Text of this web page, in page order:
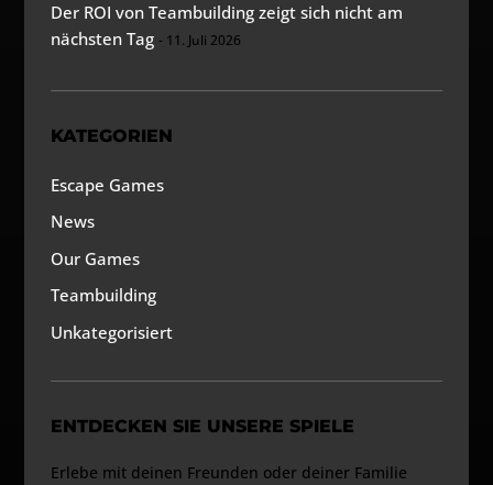
Der ROI von Teambuilding zeigt sich nicht am
nächsten Tag
11. Juli 2026
KATEGORIEN
Escape Games
News
Our Games
Teambuilding
Unkategorisiert
ENTDECKEN SIE UNSERE SPIELE
Erlebe mit deinen Freunden oder deiner Familie